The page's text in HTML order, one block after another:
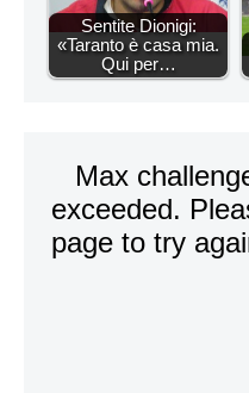
Sentite Dionigi:
«Taranto è casa mia.
Qui per…